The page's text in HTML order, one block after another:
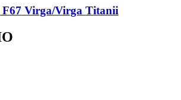
Virga/Virga Titanii